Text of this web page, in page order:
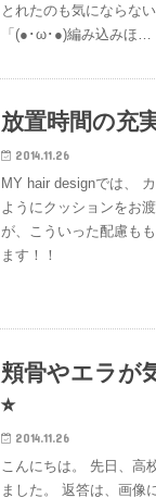
とれたのも気にならな
「(●･ω･●)編み込みほ…
放置時間の充
2014.11.26
MY hair designでは、
ようにクッションをお
が、こういった配慮も
ます！！
頬骨やエラが
⭐︎
2014.11.26
こんにちは。 先日、高
ました。 返答は、画